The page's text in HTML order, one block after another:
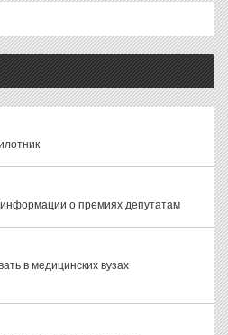
о премиях депутатам
в медицинских вузах